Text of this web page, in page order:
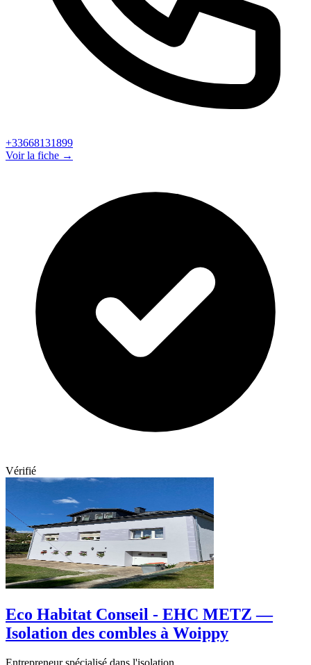
+33668131899
Voir la fiche →
Vérifié
Eco Habitat Conseil - EHC METZ —
Isolation des combles à Woippy
Entrepreneur spécialisé dans l'isolation